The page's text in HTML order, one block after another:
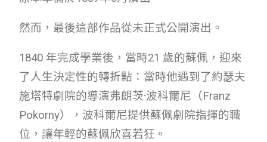
然而，最後這部作品從未正式公開演出。
1840 年完成學業後，當時21 歲的蘇佩，迎來
了人生決定性的轉折點：當時他遇到了約瑟夫
施塔特劇院的導演弗朗茨·波科爾尼（Franz
Pokorny），波科爾尼提供蘇佩劇院指揮的職
位，讓年輕的蘇佩欣喜若狂。